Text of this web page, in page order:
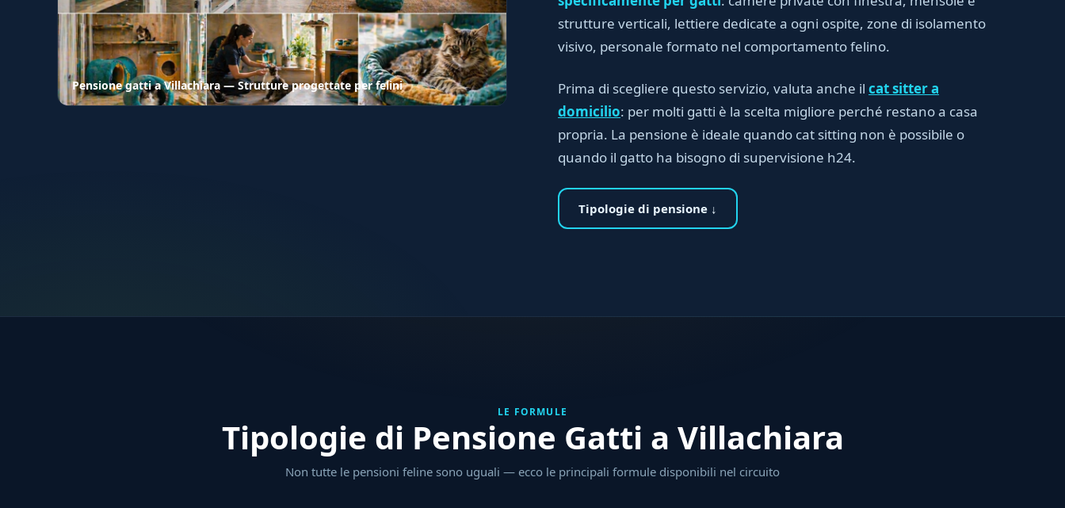
Pensione gatti a Villachiara — Strutture progettate per felini
strutture verticali, lettiere dedicate a ogni ospite, zone di isolamento
visivo, personale formato nel comportamento felino.
Prima di scegliere questo servizio, valuta anche il cat sitter a
domicilio: per molti gatti è la scelta migliore perché restano a casa
propria. La pensione è ideale quando cat sitting non è possibile o
quando il gatto ha bisogno di supervisione h24.
Tipologie di pensione ↓
LE FORMULE
Tipologie di Pensione Gatti a Villachiara
Non tutte le pensioni feline sono uguali — ecco le principali formule disponibili nel circuito